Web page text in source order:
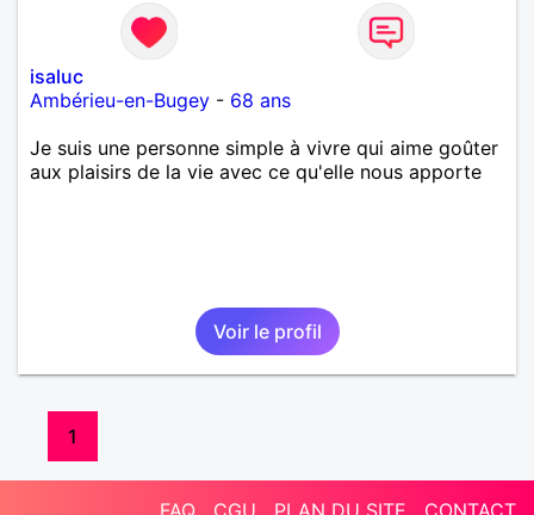
isaluc
Ambérieu-en-Bugey - 68 ans
Je suis une personne simple à vivre qui aime goûter
aux plaisirs de la vie avec ce qu'elle nous apporte
Voir le profil
1
FAQ CGU PLAN DU SITE CONTACT